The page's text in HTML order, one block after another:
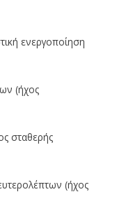
ενεργοποίηση
(ήχος
σταθερής
(ήχος